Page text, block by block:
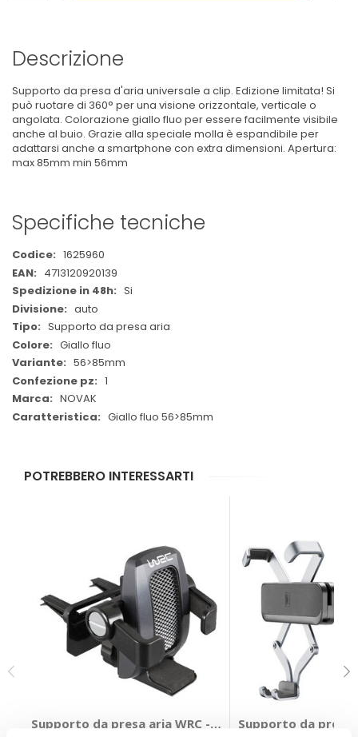
Descrizione
Supporto da presa d'aria universale a clip. Edizione limitata! Si
può ruotare di 360° per una visione orizzontale, verticale o
angolata. Colorazione giallo fluo per essere facilmente visibile
anche al buio. Grazie alla speciale molla è espandibile per
adattarsi anche a smartphone con extra dimensioni. Apertura:
max 85mm min 56mm
Specifiche tecniche
Maggiori
Informazioni
1625960
4713120920139
Si
auto
Supporto da presa aria
Giallo fluo
56>85mm
1
NOVAK
Giallo fluo 56>85mm
POTREBBERO INTERESSARTI
Supporto da presa aria WRC - WRCSupporto da presa